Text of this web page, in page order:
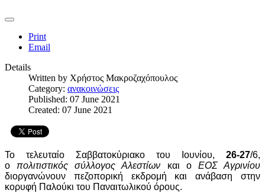
Print
Email
Details
Written by Χρήστος Μακροζαχόπουλος
Category: ανακοινώσεις
Published: 07 June 2021
Created: 07 June 2021
Το τελευταίο Σαββατοκύριακο του Ιουνίου, 26-27/6,
ο πολιτιστικός σύλλογος Αλεστίων και ο ΕΟΣ Αγρινίου
διοργανώνουν πεζοπορική εκδρομή και ανάβαση στην
κορυφή Παλούκι του Παναιτωλικού όρους.